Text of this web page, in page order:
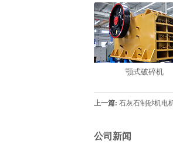
颚式破碎机
上一篇: 石灰石制砂机电
公司新闻